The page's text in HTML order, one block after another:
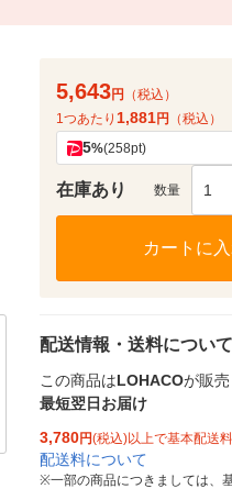
5,643円
（税込）
1つあたり 1,881円 （税込）
5%(258pt)
在庫あり 数量 1
カートに
配送情報・送料について
この商品はLOHACOが販売
最短翌日お届け
3,780円(税込)以上で基本配送料
配送料について
※一部の商品につきましては、